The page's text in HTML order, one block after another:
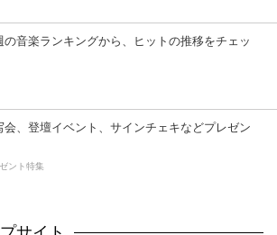
の音楽ランキングから、ヒットの推移をチェッ
会、登壇イベント、サインチェキなどプレゼン
ント特集